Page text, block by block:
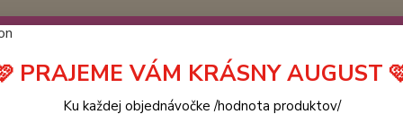
❤️ od .. 35 .-eur CENA PRODUKTOV si môžte vybrať ..
.. (TIE VŠAK TERBA VPÍSAŤ V SEKCII DODACE
a VIDÍME SA V MAILOCH a v Košiciach :) aj OSOBNE. 👋🤚👋 ..
KATALÓG Blog
PRAJEME VÁM KRÁSNY AUGUST
Ku každej objednávočke /hodnota produktov/